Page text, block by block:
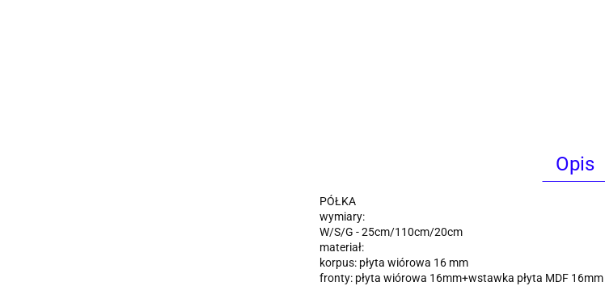
Opis
PÓŁKA
wymiary:
W/S/G - 25cm/110cm/20cm
materiał:
korpus: płyta wiórowa 16 mm
fronty: płyta wiórowa 16mm+wstawka płyta MDF